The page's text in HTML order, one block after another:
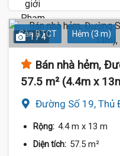
Sàn BTCT Hẻm (3 m)
1 / 4
Bán nhà hẻm,
57.5 m² (4.4m x
Đường Số 19, Thủ
Rộng: 4.4 m x 13 m
Diện tích: 57.5 m²